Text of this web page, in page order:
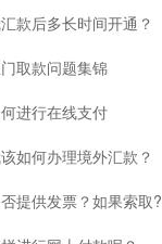
款后多长时间开通？
取款问题集锦
进行在线支付
如何办理境外汇款？
提供发票？如果索取?